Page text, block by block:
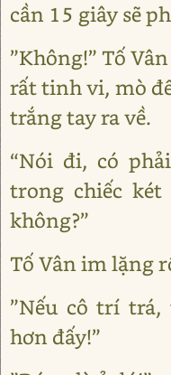
cần 15 giây sẽ
”Không!” Tố
rất tinh vi, mò
trắng tay ra về.
“Nói đi, có
trong chiếc két
không?”
Tố Vân im lặng
”Nếu cô trí
hơn đấy!”